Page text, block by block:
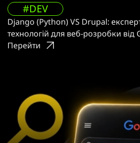
#DEV
Django (Python) VS Drupal:
технологій для веб-розробки
Перейти